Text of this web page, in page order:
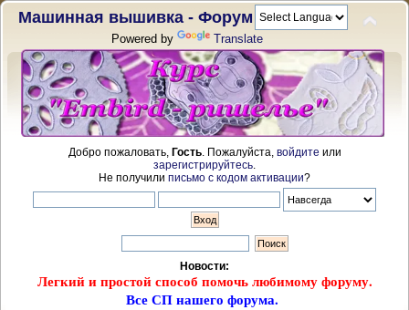
Машинная вышивка - Форум
Powered by Translate
Добро пожаловать, Гость. Пожалуйста, войдите или
зарегистрируйтесь
Не получили письмо с кодом активации?
Новости:
Легкий и простой способ помочь любимому форуму.
Все СП нашего форума.